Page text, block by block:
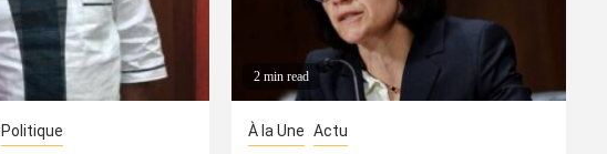
Politique
2 min read
À la Une Actu